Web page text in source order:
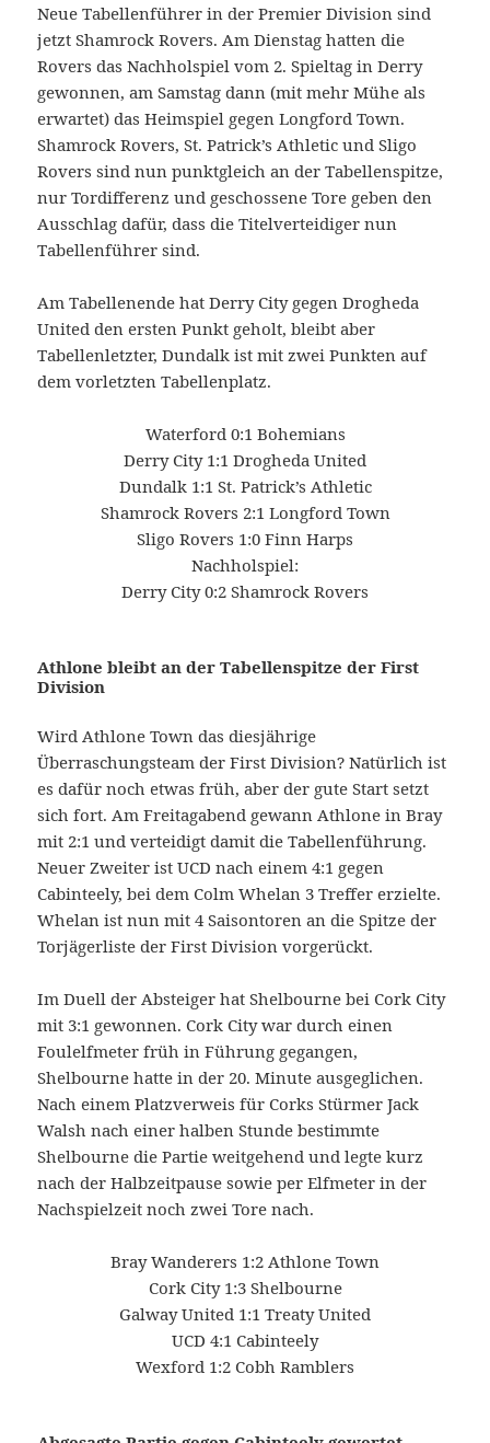
Neue Tabellenführer in der Premier Division sind
jetzt Shamrock Rovers. Am Dienstag hatten die
Rovers das Nachholspiel vom 2. Spieltag in Derry
gewonnen, am Samstag dann (mit mehr Mühe als
erwartet) das Heimspiel gegen Longford Town.
Shamrock Rovers, St. Patrick’s Athletic und Sligo
Rovers sind nun punktgleich an der Tabellenspitze,
nur Tordifferenz und geschossene Tore geben den
Ausschlag dafür, dass die Titelverteidiger nun
Tabellenführer sind.
Am Tabellenende hat Derry City gegen Drogheda
United den ersten Punkt geholt, bleibt aber
Tabellenletzter, Dundalk ist mit zwei Punkten auf
dem vorletzten Tabellenplatz.
Waterford 0:1 Bohemians
Derry City 1:1 Drogheda United
Dundalk 1:1 St. Patrick’s Athletic
Shamrock Rovers 2:1 Longford Town
Sligo Rovers 1:0 Finn Harps
Nachholspiel:
Derry City 0:2 Shamrock Rovers
Athlone bleibt an der Tabellenspitze der First
Division
Wird Athlone Town das diesjährige
Überraschungsteam der First Division? Natürlich ist
es dafür noch etwas früh, aber der gute Start setzt
sich fort. Am Freitagabend gewann Athlone in Bray
mit 2:1 und verteidigt damit die Tabellenführung.
Neuer Zweiter ist UCD nach einem 4:1 gegen
Cabinteely, bei dem Colm Whelan 3 Treffer erzielte.
Whelan ist nun mit 4 Saisontoren an die Spitze der
Torjägerliste der First Division vorgerückt.
Im Duell der Absteiger hat Shelbourne bei Cork City
mit 3:1 gewonnen. Cork City war durch einen
Foulelfmeter früh in Führung gegangen,
Shelbourne hatte in der 20. Minute ausgeglichen.
Nach einem Platzverweis für Corks Stürmer Jack
Walsh nach einer halben Stunde bestimmte
Shelbourne die Partie weitgehend und legte kurz
nach der Halbzeitpause sowie per Elfmeter in der
Nachspielzeit noch zwei Tore nach.
Bray Wanderers 1:2 Athlone Town
Cork City 1:3 Shelbourne
Galway United 1:1 Treaty United
UCD 4:1 Cabinteely
Wexford 1:2 Cobh Ramblers